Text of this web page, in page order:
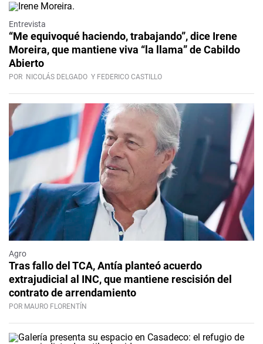
Entrevista
“Me equivoqué haciendo, trabajando”, dice Irene
Moreira, que mantiene viva “la llama” de Cabildo
Abierto
POR NICOLÁS DELGADO Y FEDERICO CASTILLO
Agro
Tras fallo del TCA, Antía planteó acuerdo
extrajudicial al INC, que mantiene rescisión del
contrato de arrendamiento
POR MAURO FLORENTÍN